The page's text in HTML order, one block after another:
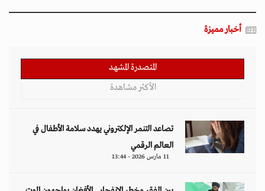
أخبار مميزة
المتصدرة المشهد
الأكثر مشاهدة
تصاعد التنمر الإلكتروني يهدد سلامة الأطفال في
العالم الرقمي
11 مارس 2026 - 13:44